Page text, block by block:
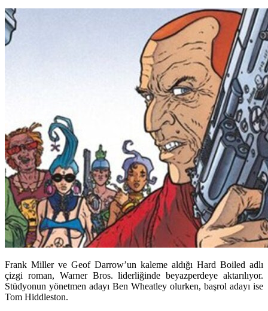
Frank Miller ve Geof Darrow’un kaleme aldığı Hard Boiled adlı
çizgi roman, Warner Bros. liderliğinde beyazperdeye aktarılıyor.
Stüdyonun yönetmen adayı Ben Wheatley olurken, başrol adayı ise
Tom Hiddleston.